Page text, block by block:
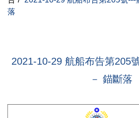
落
2021-10-29 航船布告第205
－ 錨斷落